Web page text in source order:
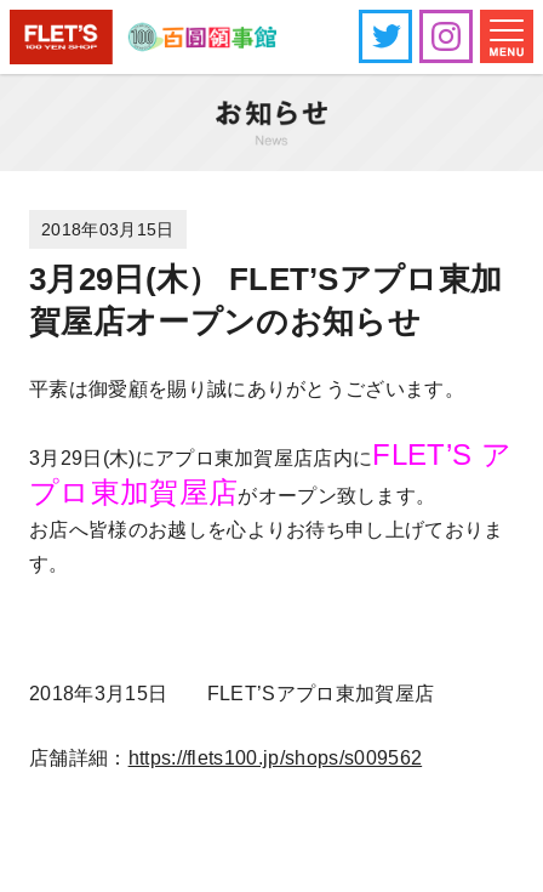
2018年03月15日
3月29日(木） FLET’Sアプロ東加
賀屋店オープンのお知らせ
平素は御愛顧を賜り誠にありがとうございます。
3月29日(木)にアプロ東加賀屋店店内に FLET’S ア
プロ東加賀屋店がオープン致します。
お店へ皆様のお越しを心よりお待ち申し上げておりま
す。
2018年3月15日 FLET’Sアプロ東加賀屋店
店舗詳細： https://flets100.jp/shops/s009562